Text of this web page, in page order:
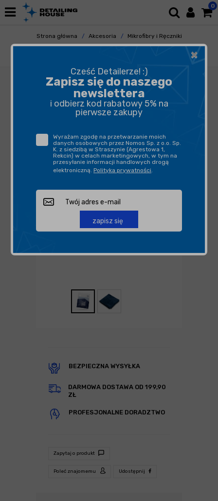
0
Strona główna Akcesoria
Mikrofibry i Ręczniki
Pluszowe
BEZPIECZNA WYSYŁKA
DARMOWA DOSTAWA OD 199,90
ZŁ
PROFESJONALNE DORADZTWO
Zapytaj o produkt
Poleć znajomemu Udostępnij
×
Cześć Detailerze! :)
Zapisz się do naszego
newslettera
i odbierz kod rabatowy 5% na
pierwsze zakupy
Wyrażam zgodę na przetwarzanie moich
danych osobowych przez Nomos Sp. z o.o. Sp.
K. z siedzibą w Straszynie (Agrestowa 1,
Rekcin) w celach marketingowych, w tym na
przesyłanie informacji handlowych drogą
elektroniczną. Polityka prywatności.
zapisz się